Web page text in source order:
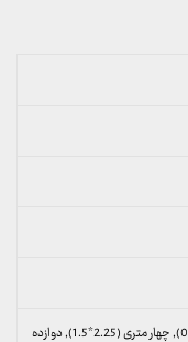
پادری نیم متری (0.8*0.5), چهار متری (2.25*1.5), دوازده